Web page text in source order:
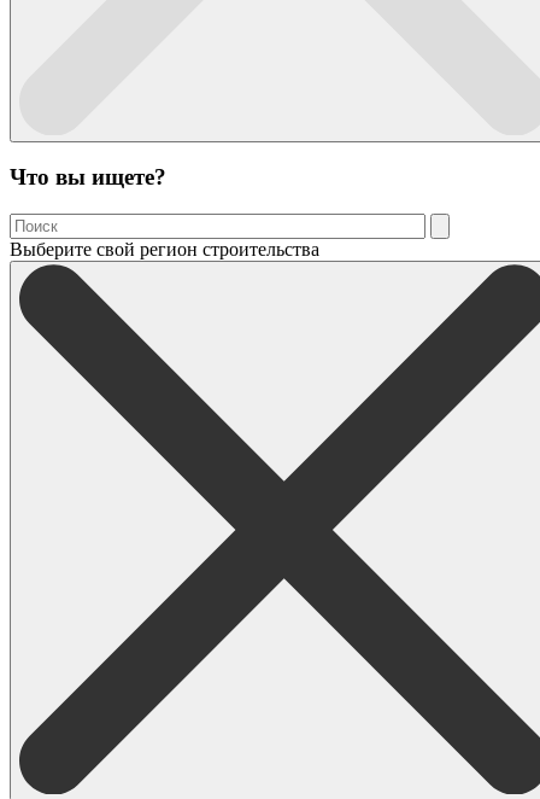
Что вы ищете?
Выберите свой регион строительства